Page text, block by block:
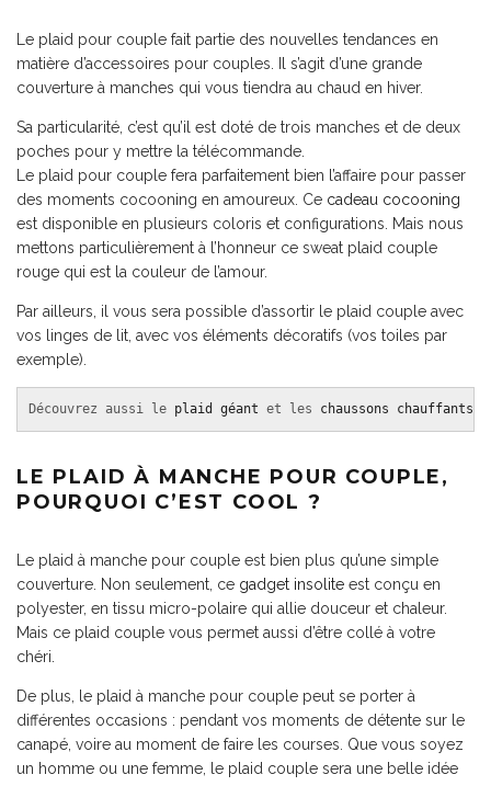
Le plaid pour couple fait partie des nouvelles tendances en
matière d’accessoires pour couples. Il s’agit d’une grande
couverture à manches qui vous tiendra au chaud en hiver.
Sa particularité, c’est qu’il est doté de trois manches et de deux
poches pour y mettre la télécommande.
Le plaid pour couple fera parfaitement bien l’affaire pour passer
des moments cocooning en amoureux. Ce cadeau cocooning
est disponible en plusieurs coloris et configurations. Mais nous
mettons particulièrement à l’honneur ce sweat plaid couple
rouge qui est la couleur de l’amour.
Par ailleurs, il vous sera possible d’assortir le plaid couple avec
vos linges de lit, avec vos éléments décoratifs (vos toiles par
exemple).
Découvrez aussi le plaid géant et les chaussons chauffants
LE PLAID À MANCHE POUR COUPLE,
POURQUOI C’EST COOL ?
Le plaid à manche pour couple est bien plus qu’une simple
couverture. Non seulement, ce gadget insolite est conçu en
polyester, en tissu micro-polaire qui allie douceur et chaleur.
Mais ce plaid couple vous permet aussi d’être collé à votre
chéri.
De plus, le plaid à manche pour couple peut se porter à
différentes occasions : pendant vos moments de détente sur le
canapé, voire au moment de faire les courses. Que vous soyez
un homme ou une femme, le plaid couple sera une belle idée